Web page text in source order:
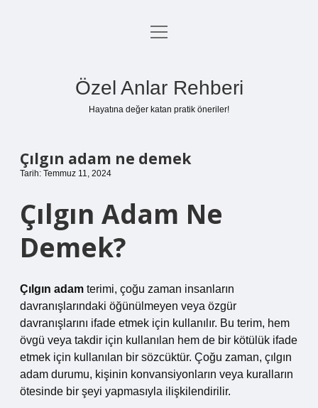
Anasayfa
menüyü
Özel Anlar Rehberi
Hayatına değer katan pratik öneriler!
Çılgın adam ne demek
Tarih: Temmuz 11, 2024
Çılgın Adam Ne
Demek?
Çılgın adam terimi, çoğu zaman insanların
davranışlarındaki öğünülmeyen veya özgür
davranışlarını ifade etmek için kullanılır. Bu terim, hem
övgü veya takdir için kullanılan hem de bir kötülük ifade
etmek için kullanılan bir sözcüktür. Çoğu zaman, çılgın
adam durumu, kişinin konvansiyonların veya kuralların
ötesinde bir şeyi yapmasıyla ilişkilendirilir.